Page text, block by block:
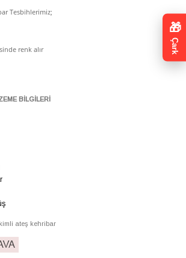
Tesbihlerimiz;
renk alır
BİLGİLERİ
ateş kehribar
🎁
Çark